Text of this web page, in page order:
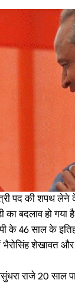
पद की शपथ लेने
का बदलाव हो गया
के 46 साल के
शेखावत और
राजे 20 साल